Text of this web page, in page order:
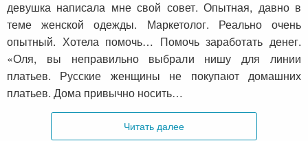
девушка написала мне свой совет. Опытная, давно в
теме женской одежды. Маркетолог. Реально очень
опытный. Хотела помочь… Помочь заработать денег.
«Оля, вы неправильно выбрали нишу для линии
платьев. Русские женщины не покупают домашних
платьев. Дома привычно носить…
Читать далее